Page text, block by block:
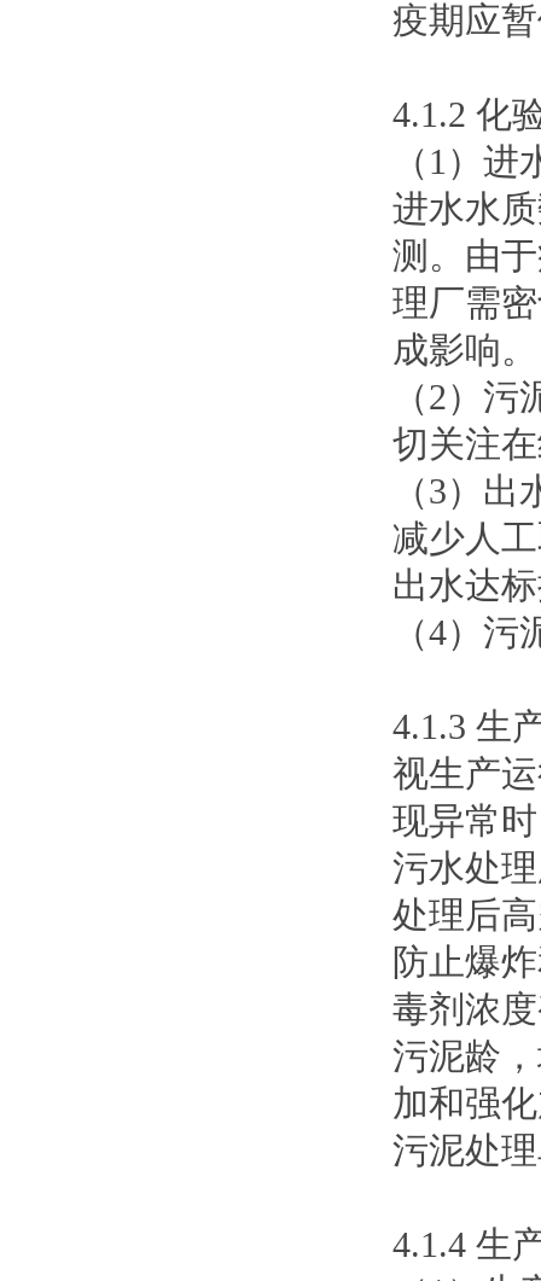
疫期应
4.1.2 化
（1）
进水水
测。由
理厂需
成影响。
（2）
切关注
（3）
减少人
出水达
（4）
4.1.3 生
视生产
现异常
污水处
处理后
防止爆
毒剂浓
污泥龄
加和强
污泥处
4.1.4 生